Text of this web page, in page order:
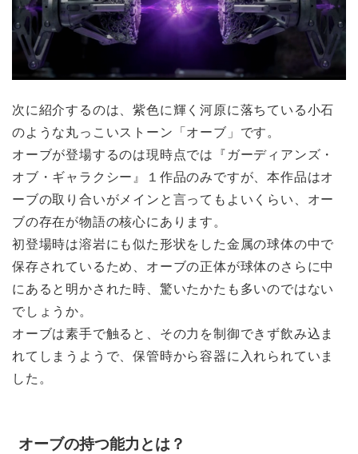
次に紹介するのは、紫色に輝く河原に落ちている小石
のような丸っこいストーン「オーブ」です。
オーブが登場するのは現時点では『ガーディアンズ・
オブ・ギャラクシー』１作品のみですが、本作品はオ
ーブの取り合いがメインと言ってもよいくらい、オー
ブの存在が物語の核心にあります。
初登場時は溶岩にも似た形状をした金属の球体の中で
保存されているため、オーブの正体が球体のさらに中
にあると明かされた時、驚いたかたも多いのではない
でしょうか。
オーブは素手で触ると、その力を制御できず飲み込ま
れてしまうようで、保管時から容器に入れられていま
した。
オーブの持つ能力とは？